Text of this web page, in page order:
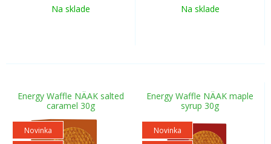
Na sklade Na sklade
Energy Waffle NÄAK salted
caramel 30g
Novinka
Energy Waffle NÄAK maple
syrup 30g
Novinka